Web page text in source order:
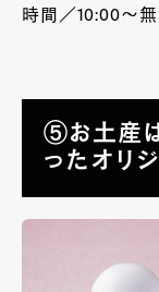
時間／10:00～無
⑤お土産は
ったオリ